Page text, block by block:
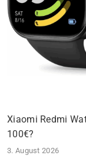
Xiaomi Redmi
100€?
3. August 2026